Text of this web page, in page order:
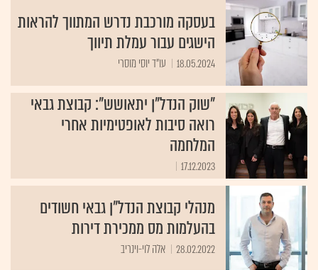
בעסקה מורכבת נדרש המתווך להראות
הישגים עבור עמלת תיווך
18.05.2024 עו"ד יוסי מוסרי
"שוק הנדל"ן יתאושש": קבוצת גבאי
רואה סיבות לאופטימיות אחרי
המלחמה
17.12.2023
מנהלי קבוצת הנדל"ן גבאי חשודים
בהעלמות מס ממכירת דירות
28.02.2022 אלה לוי-וינריב